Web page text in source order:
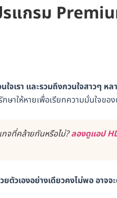
รแกรม
จเรา และรวมถึงกวนใจสาวๆ ห
กษาให้หายเพื่อเรียกความมั่นใจขอ
จที่คล้ายกันหรือไม่?ลองดูแอป
ตัวเองอย่างเดียวคงไม่พอ อาจ